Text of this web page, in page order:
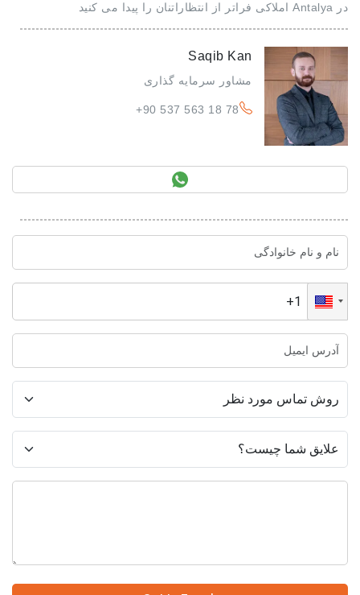
در Antalya املاکی فراتر از انتظاراتنان را پیدا می کنید
Saqib Kan
مشاور سرمایه گذاری
+90 537 563 18 78